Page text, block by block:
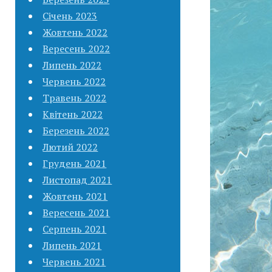
Січень 2023
Жовтень 2022
Вересень 2022
Липень 2022
Червень 2022
Травень 2022
Квітень 2022
Березень 2022
Лютий 2022
Грудень 2021
Листопад 2021
Жовтень 2021
Вересень 2021
Серпень 2021
Липень 2021
Червень 2021